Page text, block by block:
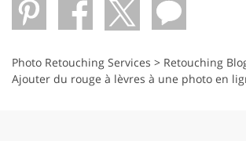
Photo Retouching Services > Retouching
Ajouter du rouge à lèvres à une photo en